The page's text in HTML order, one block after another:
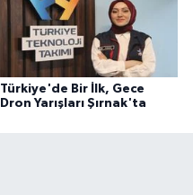
Türkiye'de Bir İlk, Gece
Dron Yarışları Şırnak'ta